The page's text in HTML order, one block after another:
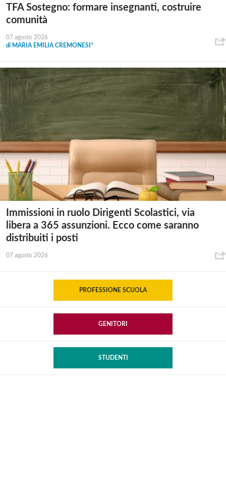
TFA Sostegno: formare insegnanti, costruire
comunità
07 agosto 2026
di MARIA EMILIA CREMONESI*
Immissioni in ruolo Dirigenti Scolastici, via
libera a 365 assunzioni. Ecco come saranno
distribuiti i posti
07 agosto 2026
PROFESSIONE SCUOLA
GENITORI
STUDENTI